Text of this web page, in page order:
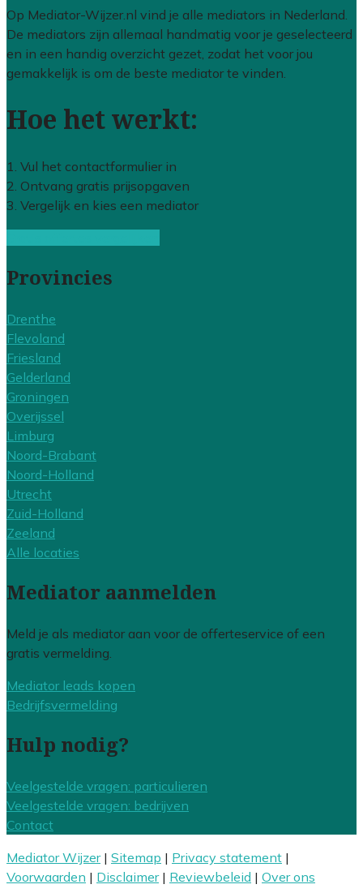
Op Mediator-Wijzer.nl vind je alle mediators in Nederland.
De mediators zijn allemaal handmatig voor je geselecteerd
en in een handig overzicht gezet, zodat het voor jou
gemakkelijk is om de beste mediator te vinden.
Hoe het werkt:
1. Vul het contactformulier in
2. Ontvang gratis prijsopgaven
3. Vergelijk en kies een mediator
Provincies
Drenthe
Flevoland
Friesland
Gelderland
Groningen
Overijssel
Limburg
Noord-Brabant
Noord-Holland
Utrecht
Zuid-Holland
Zeeland
Alle locaties
Mediator aanmelden
Meld je als mediator aan voor de offerteservice of een
gratis vermelding.
Mediator leads kopen
Bedrijfsvermelding
Hulp nodig?
Veelgestelde vragen: particulieren
Veelgestelde vragen: bedrijven
Contact
Mediator Wijzer| Sitemap | Privacy statement |
Voorwaarden | Disclaimer| Reviewbeleid | Over ons